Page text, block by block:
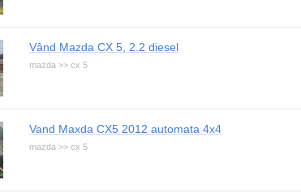
Vând Mazda CX 5, 2.2 diesel
mazda >> cx 5
Vand Maxda CX5 2012 automata 4x4
mazda >> cx 5